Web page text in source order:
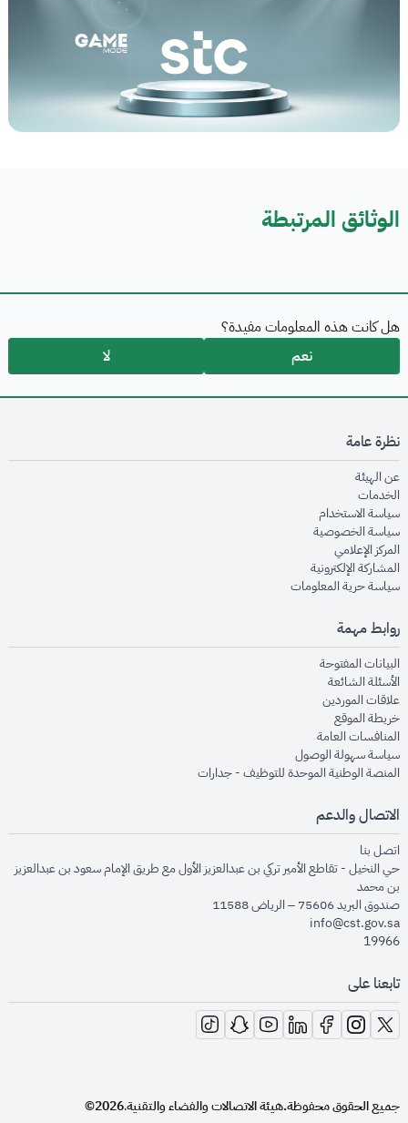
الوثائق المرتبطة
هل كانت هذه المعلومات مفيدة؟
نعم
لا
نظرة عامة
عن الهيئةopens in new window
الخدماتopens in new window
سياسة الاستخدامopens in new window
سياسة الخصوصيةopens in new window
المركز الإعلاميopens in new window
المشاركة الإلكترونيةopens in new window
سياسة حرية المعلوماتopens in new window
روابط مهمة
البيانات المفتوحةopens in new window
الأسئلة الشائعةopens in new window
علاقات الموردينopens in new window
خريطة الموقعopens in new window
المنافسات العامةopens in new window
سياسة سهولة الوصولopens in new window
المنصة الوطنية الموحدة للتوظيف - جداراتopens in new window
الاتصال والدعم
اتصل بنا
حي النخيل - تقاطع الأمير تركي بن عبدالعزيز الأول مع طريق الإمام سعود بن عبدالعزيز
بن محمد
صندوق البريد 75606 – الرياض 11588
info@cst.gov.sa
19966
تابعنا على
opens in new window
opens in new window
opens in new window
opens in new window
opens in new window
opens in new window
opens in new window
جميع الحقوق محفوظة.هيئة الاتصالات والفضاء والتقنية.
2026©